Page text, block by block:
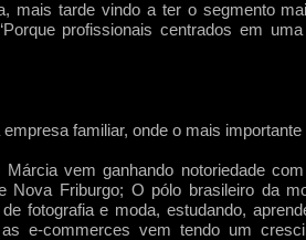
mais tarde vindo a ter o segmento
profissionais centrados em
empresa familiar, onde o mais
Márcia vem ganhando notoriedade
Nova Friburgo; O pólo brasileiro da
fotografia e moda, estudando,
as e-commerces vem tendo um